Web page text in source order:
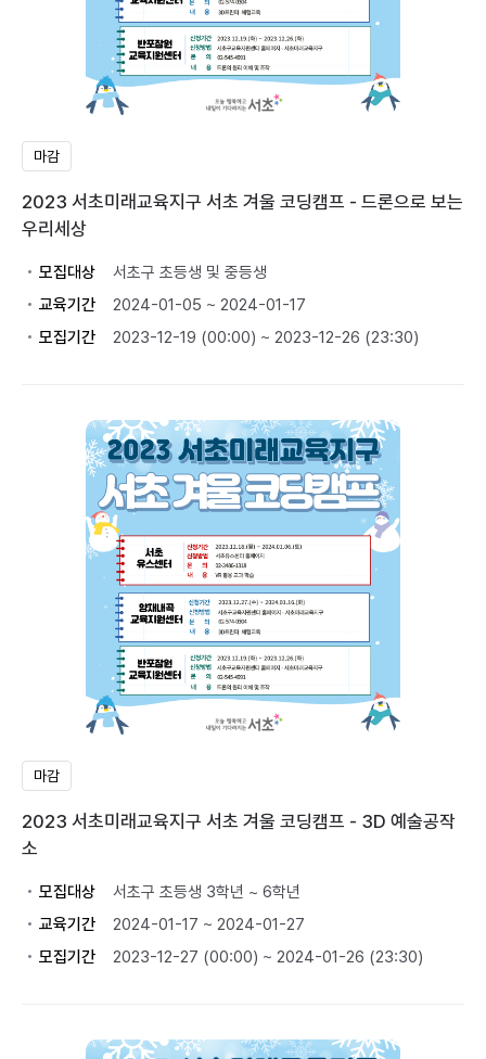
마감
2023 서초미래교육지구 서초 겨울 코딩캠프 - 드론으로 보는
우리세상
모집대상
서초구 초등생 및 중등생
교육기간
2024-01-05 ~ 2024-01-17
모집기간
2023-12-19 (00:00) ~ 2023-12-26 (23:30)
마감
2023 서초미래교육지구 서초 겨울 코딩캠프 - 3D 예술공작
소
모집대상
서초구 초등생 3학년 ~ 6학년
교육기간
2024-01-17 ~ 2024-01-27
모집기간
2023-12-27 (00:00) ~ 2024-01-26 (23:30)